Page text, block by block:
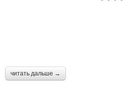
читать дальше →